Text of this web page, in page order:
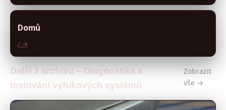
Domů
/ →
Další z archivu – Diagnostika a
testování výfukových systémů
Zobrazit
vše →